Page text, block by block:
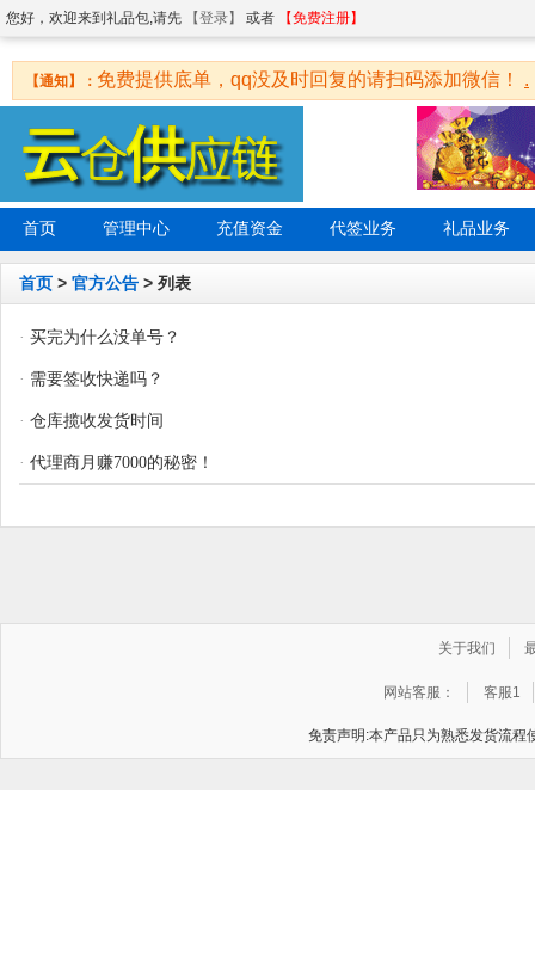
您好，欢迎来到礼品包,请先 【登录】 或者 【免费注册】
【通知】： 免费提供底单，qq没及时回复的请扫码添加微信！ .
首页 管理中心 充值资金 代签业务 礼品业务
首页 > 官方公告 > 列表
· 买完为什么没单号？
· 需要签收快递吗？
· 仓库揽收发货时间
· 代理商月赚7000的秘密！
关于我们
网站客服： 客服1
免责声明:本产品只为熟悉发货流